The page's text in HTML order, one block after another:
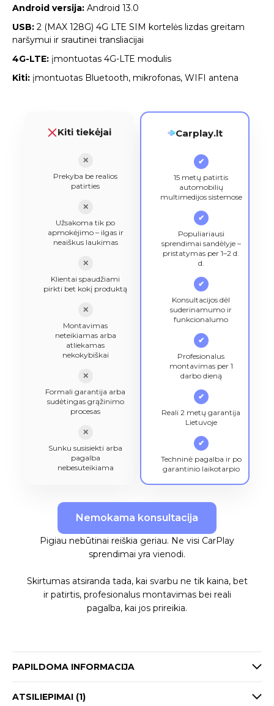
Android versija: Android 13.0
USB: 2 (MAX 128G) 4G LTE SIM kortelės lizdas greitam
naršymui ir srautinei transliacijai
4G-LTE: įmontuotas 4G-LTE modulis
Kiti: įmontuotas Bluetooth, mikrofonas, WIFI antena
Kiti tiekėjai
✕
Prekyba be realios
patirties
✕
Užsakoma tik po
apmokėjimo – ilgas ir
neaiškus laukimas
✕
Klientai spaudžiami
pirkti bet kokį produktą
✕
Montavimas
neteikiamas arba
atliekamas
nekokybiškai
✕
Formali garantija arba
sudėtingas grąžinimo
procesas
✕
Sunku susisiekti arba
pagalba
nebesuteikiama
Carplay.lt
✔
15 metų patirtis
automobilių
multimedijos sistemose
✔
Populiariausi
sprendimai sandėlyje –
pristatymas per 1–2 d.
d.
✔
Konsultacijos dėl
suderinamumo ir
funkcionalumo
✔
Profesionalus
montavimas per 1
darbo dieną
✔
Reali 2 metų garantija
Lietuvoje
✔
Techninė pagalba ir po
garantinio laikotarpio
Nemokama konsultacija
Pigiau nebūtinai reiškia geriau. Ne visi CarPlay
sprendimai yra vienodi.
Skirtumas atsiranda tada, kai svarbu ne tik kaina, bet
ir patirtis, profesionalus montavimas bei reali
pagalba, kai jos prireikia.
PAPILDOMA INFORMACIJA
ATSILIEPIMAI (1)